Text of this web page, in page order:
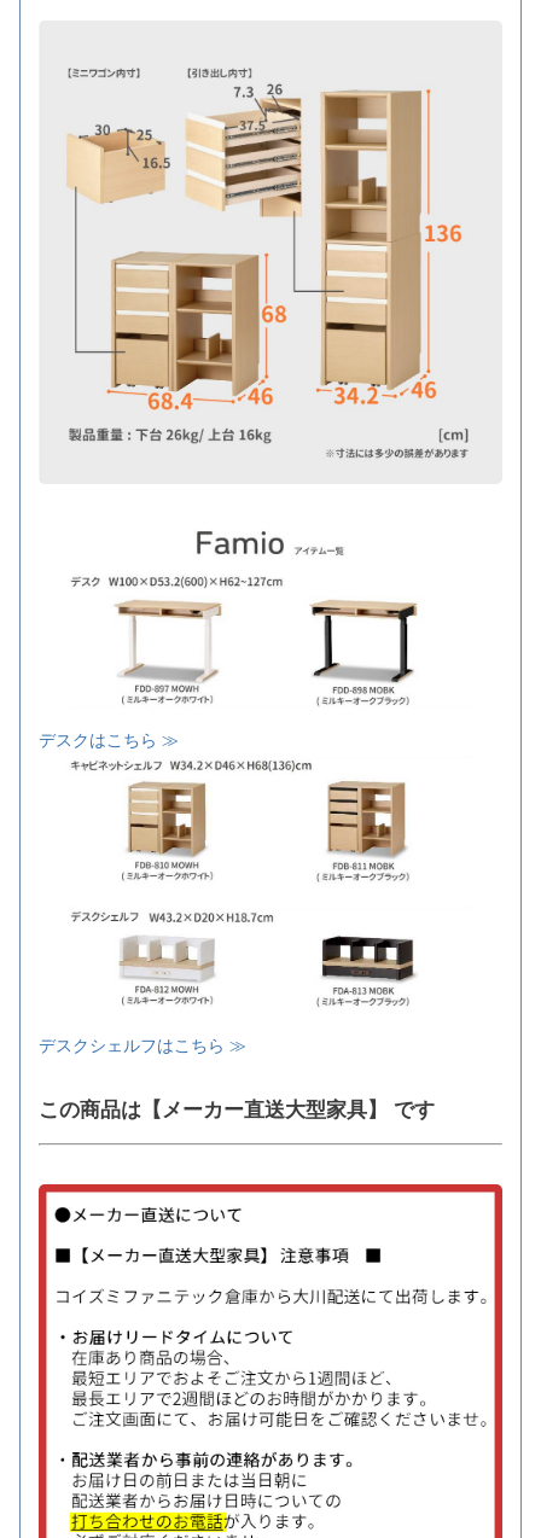
デスクはこちら ≫
デスクシェルフはこちら ≫
この商品は【メーカー直送大型家具】 です